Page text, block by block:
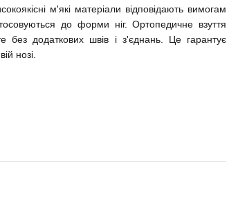
м'які матеріали відповідають вимогам
до форми ніг. Ортопедичне взуття
без додаткових швів і з'єднань. Це гарантує
нозі.